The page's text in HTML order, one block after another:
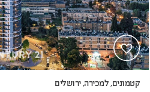
קטמונים, למכירה, ירושלים